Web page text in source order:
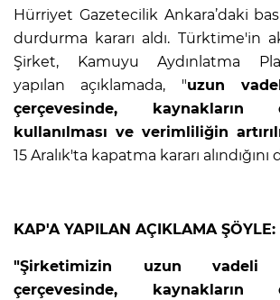
Hürriyet Gazetecilik Ankara’daki
durdurma kararı aldı. Türktime'in
Şirket, Kamuyu Aydınlatma
yapılan açıklamada, "uzun
çerçevesinde,
kullanılması ve verimliliğin
15 Aralık'ta kapatma kararı
KAP'A YAPILAN AÇIKLAMA ŞÖYLE:
"Şirketimizin uzun vadeli
çerçevesinde,